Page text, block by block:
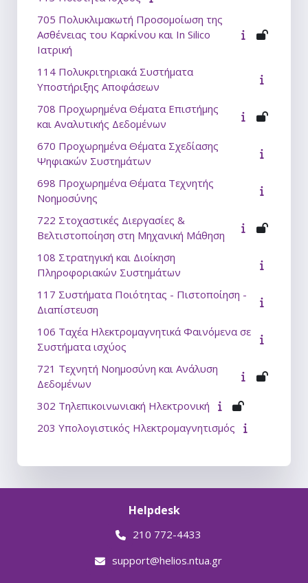
705 Πολυκλιμακωτή Προσομοίωση της
Ασθένειας του Καρκίνου και In Silico
Ιατρική
114 Πολυκριτηριακά Συστήματα
Υποστήριξης Αποφάσεων
708 Προχωρημένα Θέματα Επιστήμης
και Αναλυτικής Δεδομένων
670 Προχωρημένα Θέματα Σχεδίασης
Ψηφιακών Συστημάτων
698 Προχωρημένα Θέματα Τεχνητής
Νοημοσύνης
722 Στοχαστικές Διεργασίες &
Βελτιστοποίηση στη Μηχανική Μάθηση
108 Στρατηγική και Διοίκηση
Πληροφοριακών Συστημάτων
117 Συστήματα Ποιότητας - Πιστοποίηση -
Διαπίστευση
106 Ταχέα Ηλεκτρομαγνητικά Φαινόμενα σε
Συστήματα ισχύος
721 Τεχνητή Νοημοσύνη και Ανάλυση
Δεδομένων
302 Τηλεπικοινωνιακή Ηλεκτρονική
203 Υπολογιστικός Ηλεκτρομαγνητισμός
Helpdesk
210 772-4433
support@helios.ntua.gr